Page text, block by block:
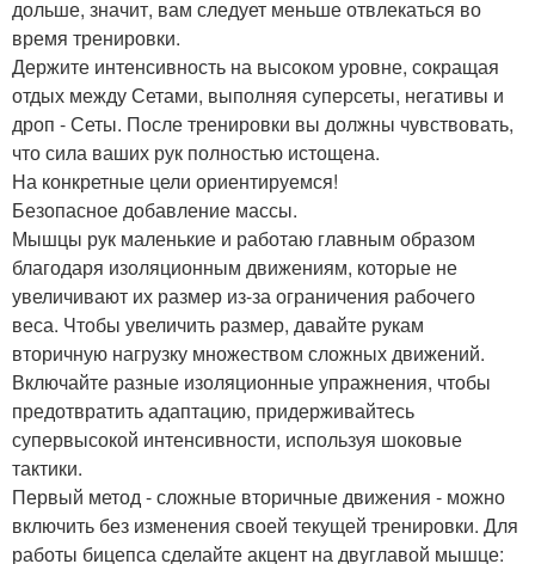
дольше, значит, вам следует меньше отвлекаться во
время тренировки.
Держите интенсивность на высоком уровне, сокращая
отдых между Сетами, выполняя суперсеты, негативы и
дроп - Сеты. После тренировки вы должны чувствовать,
что сила ваших рук полностью истощена.
На конкретные цели ориентируемся!
Безопасное добавление массы.
Мышцы рук маленькие и работаю главным образом
благодаря изоляционным движениям, которые не
увеличивают их размер из-за ограничения рабочего
веса. Чтобы увеличить размер, давайте рукам
вторичную нагрузку множеством сложных движений.
Включайте разные изоляционные упражнения, чтобы
предотвратить адаптацию, придерживайтесь
супервысокой интенсивности, используя шоковые
тактики.
Первый метод - сложные вторичные движения - можно
включить без изменения своей текущей тренировки. Для
работы бицепса сделайте акцент на двуглавой мышце: